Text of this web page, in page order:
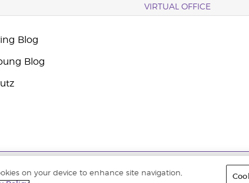
VIRTUAL OFFICE
Blog
Blog
on your device to enhance site navigation,